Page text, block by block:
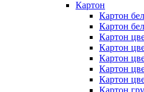
Картон
Картон
Картон
Картон
Картон
Картон
Картон
Картон
Картон